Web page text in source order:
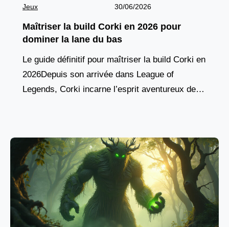
Jeux 30/06/2026
Maîtriser la build Corki en 2026 pour
dominer la lane du bas
Le guide définitif pour maîtriser la build Corki en
2026Depuis son arrivée dans League of
Legends, Corki incarne l’esprit aventureux des